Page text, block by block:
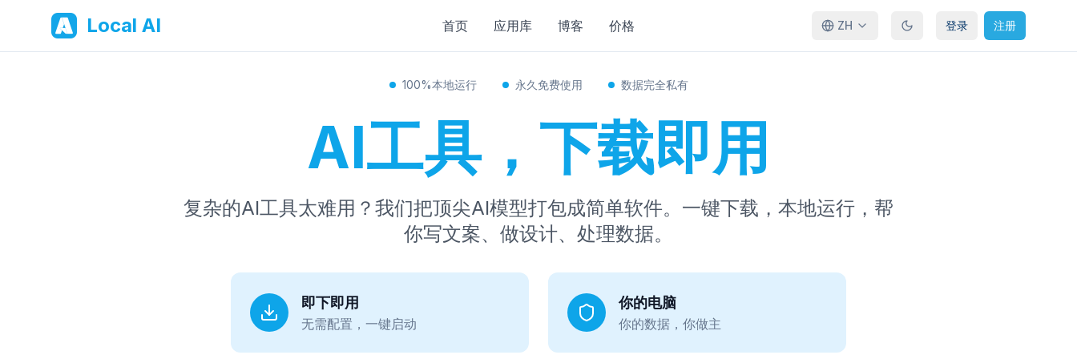
Local AI 首页 应用库 博客 价格 ZH 登录 注册
100%本地运行 永久免费使用 数据完全私有
AI工具，下载即用
复杂的AI工具太难用？我们把顶尖AI模型打包成简单软件。一键下载，本地运行，帮
你写文案、做设计、处理数据。
即下即用
无需配置，一键启动
你的电脑
你的数据，你做主